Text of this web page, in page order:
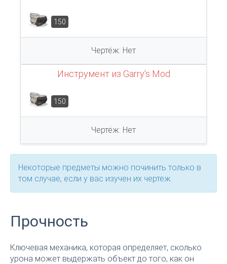
150
Чертёж: Нет
Инструмент из Garry's Mod
150
Чертёж: Нет
Некоторые предметы можно починить только в
том случае, если у вас изучен их чертеж.
Прочность
Ключевая механика, которая определяет, сколько
урона может выдержать объект до того, как он